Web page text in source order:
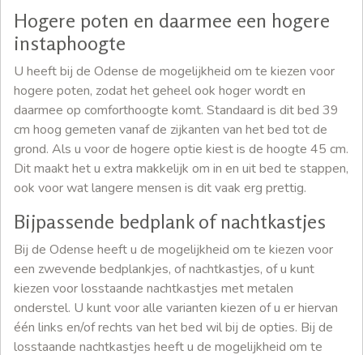
Hogere poten en daarmee een hogere
instaphoogte
U heeft bij de Odense de mogelijkheid om te kiezen voor
hogere poten, zodat het geheel ook hoger wordt en
daarmee op comforthoogte komt. Standaard is dit bed 39
cm hoog gemeten vanaf de zijkanten van het bed tot de
grond. Als u voor de hogere optie kiest is de hoogte 45 cm.
Dit maakt het u extra makkelijk om in en uit bed te stappen,
ook voor wat langere mensen is dit vaak erg prettig.
Bijpassende bedplank of nachtkastjes
Bij de Odense heeft u de mogelijkheid om te kiezen voor
een zwevende bedplankjes, of nachtkastjes, of u kunt
kiezen voor losstaande nachtkastjes met metalen
onderstel. U kunt voor alle varianten kiezen of u er hiervan
één links en/of rechts van het bed wil bij de opties. Bij de
losstaande nachtkastjes heeft u de mogelijkheid om te